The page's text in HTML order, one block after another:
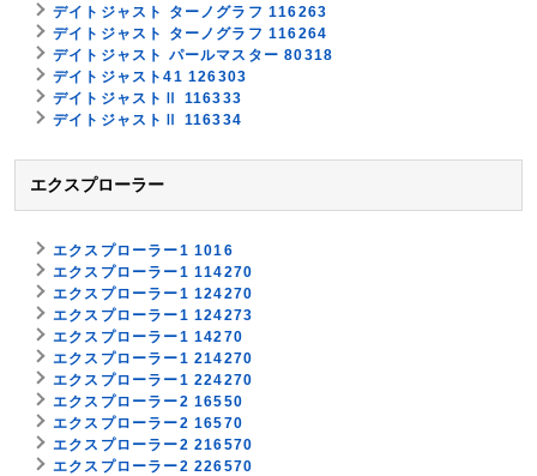
デイトジャスト ターノグラフ 116263
デイトジャスト ターノグラフ 116264
デイトジャスト パールマスター 80318
デイトジャスト41 126303
デイトジャストⅡ 116333
デイトジャストⅡ 116334
エクスプローラー
エクスプローラー1 1016
エクスプローラー1 114270
エクスプローラー1 124270
エクスプローラー1 124273
エクスプローラー1 14270
エクスプローラー1 214270
エクスプローラー1 224270
エクスプローラー2 16550
エクスプローラー2 16570
エクスプローラー2 216570
エクスプローラー2 226570